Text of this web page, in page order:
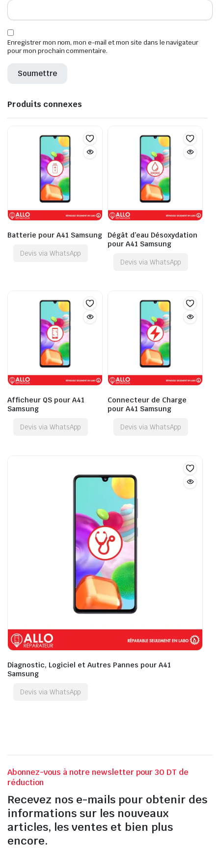
Enregistrer mon nom, mon e-mail et mon site dans le navigateur
pour mon prochain commentaire.
Produits connexes
Batterie pour A41 Samsung
Devis via WhatsApp
Dégât d’eau Désoxydation
pour A41 Samsung
Devis via WhatsApp
Afficheur QS pour A41
Samsung
Devis via WhatsApp
Connecteur de Charge
pour A41 Samsung
Devis via WhatsApp
Diagnostic, Logiciel et Autres Pannes pour A41
Samsung
Devis via WhatsApp
Abonnez-vous à notre newsletter pour 30 DT de
réduction
Recevez nos e-mails pour obtenir des
informations sur les nouveaux
articles, les ventes et bien plus
encore.